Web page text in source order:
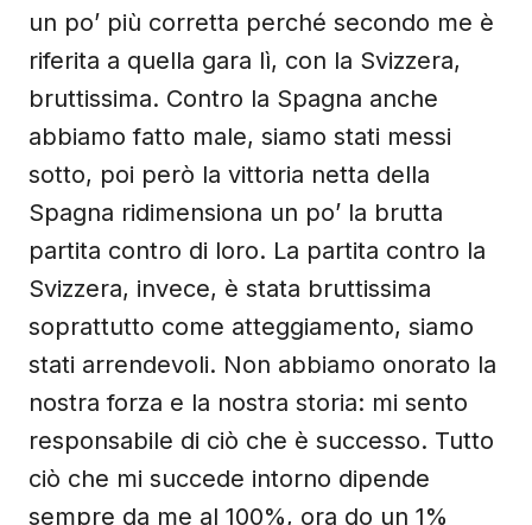
un po’ più corretta perché secondo me è
riferita a quella gara lì, con la Svizzera,
bruttissima. Contro la Spagna anche
abbiamo fatto male, siamo stati messi
sotto, poi però la vittoria netta della
Spagna ridimensiona un po’ la brutta
partita contro di loro. La partita contro la
Svizzera, invece, è stata bruttissima
soprattutto come atteggiamento, siamo
stati arrendevoli. Non abbiamo onorato la
nostra forza e la nostra storia: mi sento
responsabile di ciò che è successo. Tutto
ciò che mi succede intorno dipende
sempre da me al 100%, ora do un 1%